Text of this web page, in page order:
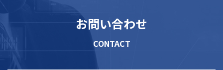
お問い合わせ
CONTACT